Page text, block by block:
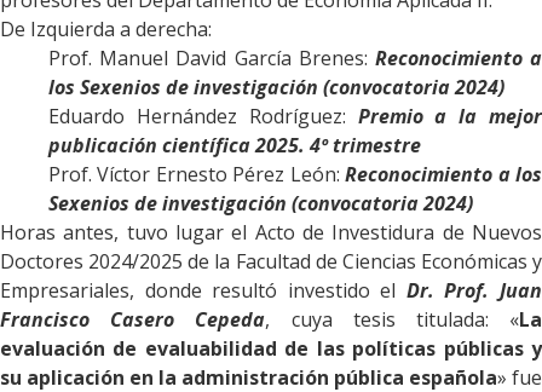
De Izquierda a derecha:
Prof. Manuel David García Brenes: Reconocimiento a
los Sexenios de investigación (convocatoria 2024)
Eduardo Hernández Rodríguez: Premio a la mejor
publicación científica 2025. 4º trimestre
Prof. Víctor Ernesto Pérez León:Reconocimiento a los
Sexenios de investigación (convocatoria 2024)
Horas antes, tuvo lugar el Acto de Investidura de Nuevos
Doctores 2024/2025 de la Facultad de Ciencias Económicas y
Empresariales, donde resultó investido el Dr. Prof. Juan
Francisco Casero Cepeda, cuya tesis titulada: «La
evaluación de evaluabilidad de las políticas públicas y
su aplicación en la administración pública española» fue